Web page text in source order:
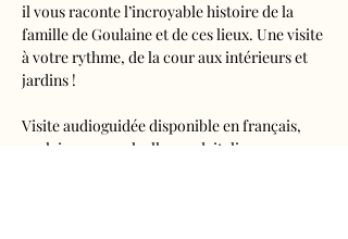
il vous raconte l’incroyable histoire de la
famille de Goulaine et de ces lieux. Une visite
à votre rythme, de la cour aux intérieurs et
jardins !
Visite audioguidée disponible en français,
anglais, espagnol, allemand, italien,